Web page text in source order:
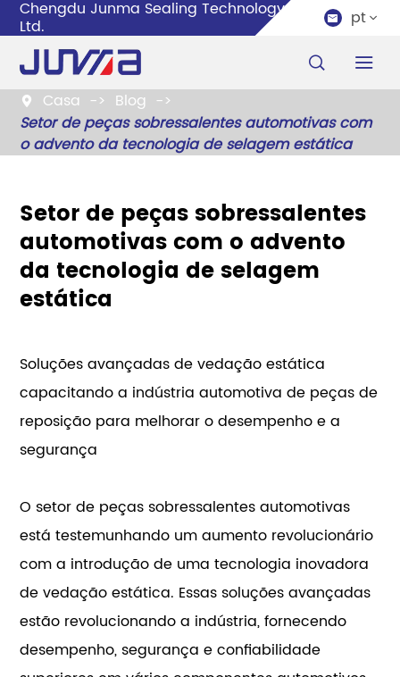
Chengdu Junma Sealing Technology Co.,
Ltd.  pt 
 
 Casa
Blog
Setor de peças sobressalentes automotivas com
o advento da tecnologia de selagem estática
Setor de peças sobressalentes
automotivas com o advento
da tecnologia de selagem
estática
Soluções avançadas de vedação estática
capacitando a indústria automotiva de peças de
reposição para melhorar o desempenho e a
segurança
O setor de peças sobressalentes automotivas
está testemunhando um aumento revolucionário
com a introdução de uma tecnologia inovadora
de vedação estática. Essas soluções avançadas
estão revolucionando a indústria, fornecendo
desempenho, segurança e confiabilidade